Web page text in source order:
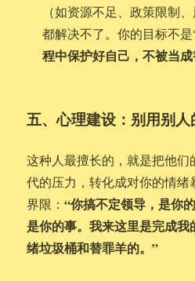
（如资源不足、政策限制
都解决不了。你的目标不
程中保护好自己，不被当成
五、心理建设：别用别
这种人最擅长的，就是把他们
代的压力，转化成对你的情
界限：“你搞不定领导，是你
是你的事。我来这里是完成
绪垃圾桶和替罪羊的。”